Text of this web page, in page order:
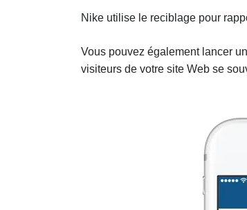
Nike utilise le reciblage pour
Vous pouvez également lancer
visiteurs de votre site Web se